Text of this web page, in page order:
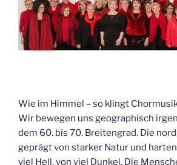
Wie im Himmel – so klingt
Wir bewegen uns geographisch
dem 60. bis 70. Breitengrad. Die
geprägt von starker Natur und
viel Hell, von viel Dunkel. Die